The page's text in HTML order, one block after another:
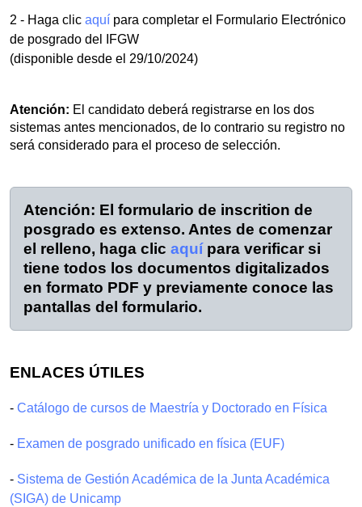
2 - Haga clic aquí para completar el Formulario Electrónico
de posgrado del IFGW
(disponible desde el 29/10/2024)
Atención: El candidato deberá registrarse en los dos
sistemas antes mencionados, de lo contrario su registro no
será considerado para el proceso de selección.
Atención: El formulario de inscrition de
posgrado es extenso. Antes de comenzar
el relleno, haga clic aquí para verificar si
tiene todos los documentos digitalizados
en formato PDF y previamente conoce las
pantallas del formulario.
ENLACES ÚTILES
- Catálogo de cursos de Maestría y Doctorado en Física
- Examen de posgrado unificado en física (EUF)
- Sistema de Gestión Académica de la Junta Académica
(SIGA) de Unicamp